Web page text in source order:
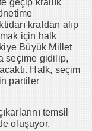
kraldan alıp
için halk
Büyük Millet
seçime gidilip,
Halk, seçim
partiler
temsil
oluşuyor.